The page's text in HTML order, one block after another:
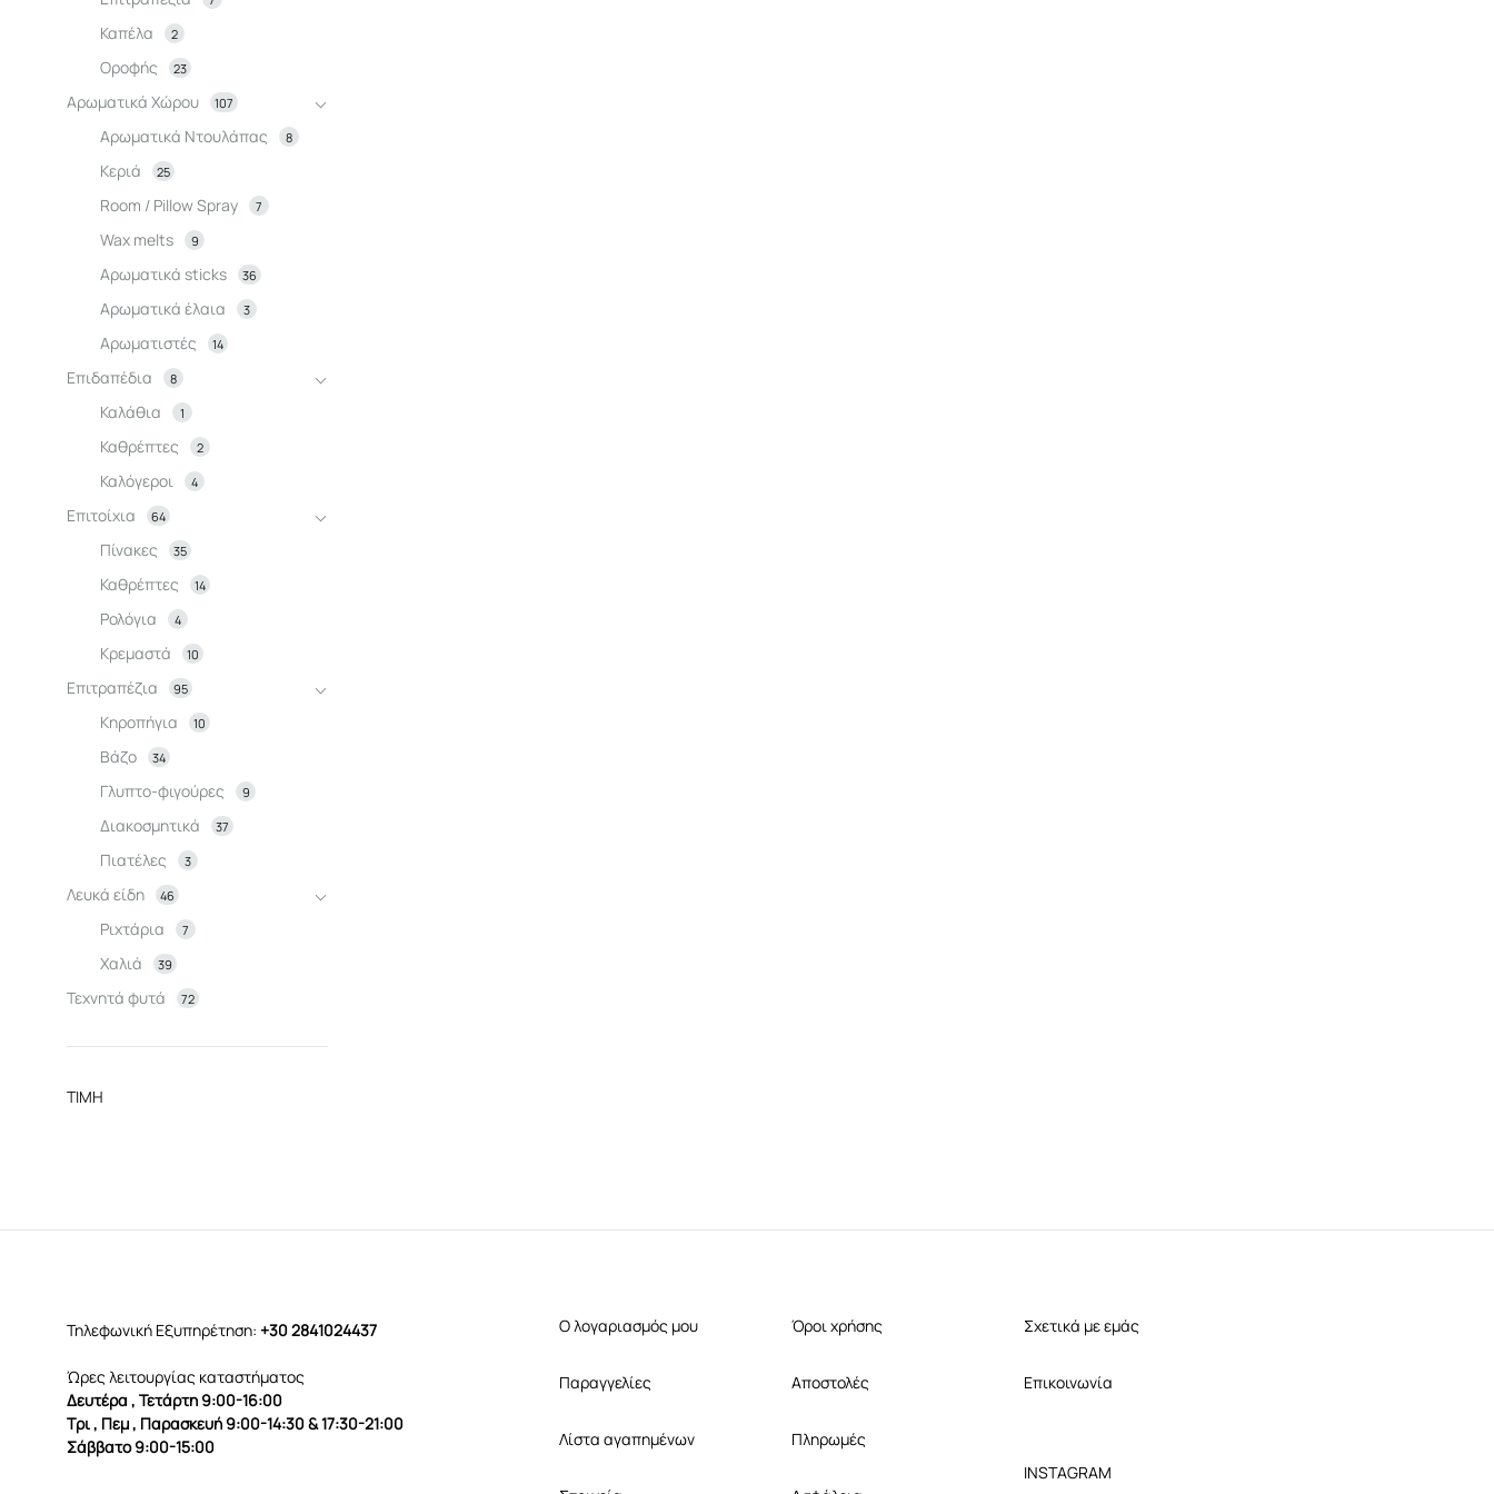
Βοηθητικά tραπεζάκια
Ραφιέρες
Μπουφές / Κονσόλες
Παπουτσοθήκες
Καναπές
Έπιπλα εισόδου
Κρεμάστρες
Φανάρια
Καπέλα 2
Οροφής 23
Αρωματικά Χώρου 107
Αρωματικά Ντουλάπας 8
Κεριά 25
Room / Pillow Spray 7
Wax melts 9
Αρωματικά sticks 36
Αρωματικά έλαια 3
Αρωματιστές 14
Επιδαπέδια 8
Καλάθια 1
Καθρέπτες 2
Καλόγεροι 4
Επιτοίχια 64
Πίνακες 35
Καθρέπτες 14
Ρολόγια 4
Κρεμαστά 10
Επιτραπέζια 95
Κηροπήγια 10
Βάζο 34
Γλυπτο-φιγούρες 9
Διακοσμητικά 37
Πιατέλες 3
Λευκά είδη 46
Ριχτάρια 7
Χαλιά 39
Τεχνητά φυτά 72
ΤΙΜΗ
Τηλεφωνική Εξυπηρέτηση: +30 2841024437
Ώρες λειτουργίας καταστήματος
Δευτέρα , Τετάρτη 9:00-16:00
Τρι , Πεμ , Παρασκευή 9:00-14:30 & 17:30-21:00
Σάββατο 9:00-15:00
Ο λογαριασμός μου
Παραγγελίες
Λίστα αγαπημένων
Όροι χρήσης
Αποστολές
Πληρωμές
Σχετικά με εμάς
Επικοινωνία
INSTAGRAM